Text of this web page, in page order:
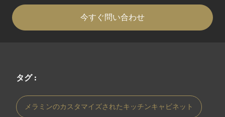
今すぐ問い合わせ
タグ :
メラミンのカスタマイズされたキッチンキャビネット